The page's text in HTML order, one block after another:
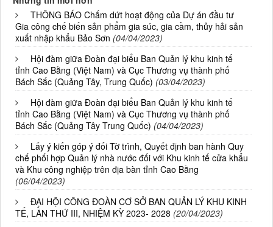
THÔNG BÁO Chấm dứt hoạt động của Dự án đầu tư
Gia công chế biến sản phẩm gia súc, gia cầm, thủy hải sản
xuất nhập khẩu Bảo Sơn (04/04/2023)
Hội đàm giữa Đoàn đại biểu Ban Quản lý khu kinh tế
tỉnh Cao Bằng (Việt Nam) và Cục Thương vụ thành phố
Bách Sắc (Quảng Tây, Trung Quốc) (03/04/2023)
Hội đàm giữa Đoàn đại biểu Ban Quản lý khu kinh tế
tỉnh Cao Bằng (Việt Nam) và Cục Thương vụ thành phố
Bách Sắc (Quảng Tây Trung Quốc) (04/04/2023)
Lấy ý kiến góp ý đối Tờ trình, Quyết định ban hành Quy
chế phối hợp Quản lý nhà nước đối với Khu kinh tế cửa khẩu
và Khu công nghiệp trên địa bàn tỉnh Cao Bằng
(06/04/2023)
ĐẠI HỘI CÔNG ĐOÀN CƠ SỞ BAN QUẢN LÝ KHU KINH
TẾ, LẦN THỨ III, NHIỆM KỲ 2023- 2028 (20/04/2023)